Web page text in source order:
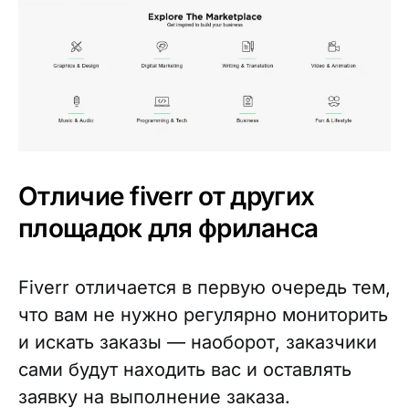
Отличие fiverr от других
площадок для фриланса
Fiverr отличается в первую очередь тем,
что вам не нужно регулярно мониторить
и искать заказы — наоборот, заказчики
сами будут находить вас и оставлять
заявку на выполнение заказа.